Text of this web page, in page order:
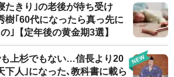
きり｣の老後が待ち受け
｢60代になったら真っ先に
｣【定年後の黄金期3選】
上杉でもない…信長より20
下人｣になった､教科書に載ら